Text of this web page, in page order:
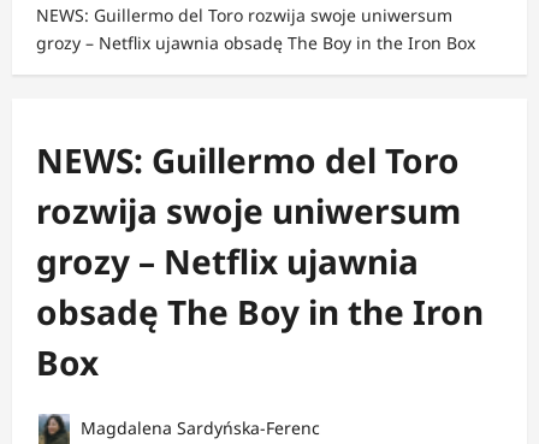
NEWS: Guillermo del Toro rozwija swoje uniwersum
grozy – Netflix ujawnia obsadę The Boy in the Iron Box
NEWS: Guillermo del Toro
rozwija swoje uniwersum
grozy – Netflix ujawnia
obsadę The Boy in the Iron
Box
Magdalena Sardyńska-Ferenc